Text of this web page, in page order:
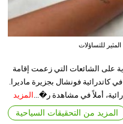
للتساؤلات
على الشائعات التي زعمت إقامة
كاتدرائية فونشال بجزيرة ماديرا.
أملاً في مشاهدة ر�...
المزيد
المزيد من التحقيقات السياحية